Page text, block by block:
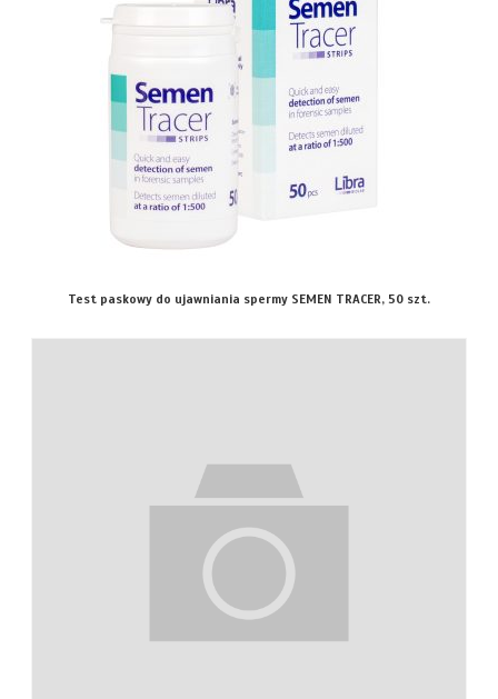
Test paskowy do ujawniania spermy SEMEN TRACER, 50 szt.